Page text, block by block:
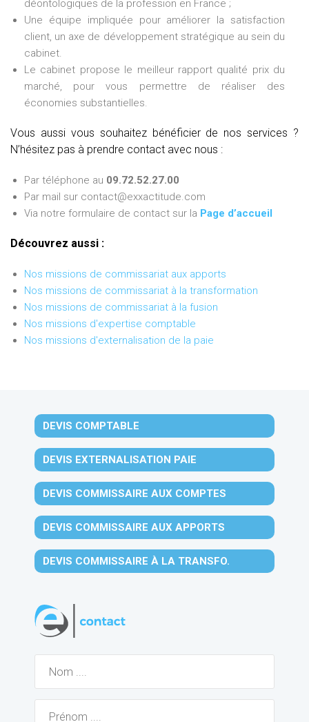
déontologiques de la profession en France ;
Une équipe impliquée pour améliorer la satisfaction
client, un axe de développement stratégique au sein du
cabinet.
Le cabinet propose le meilleur rapport qualité prix du
marché, pour vous permettre de réaliser des
économies substantielles.
Vous aussi vous souhaitez bénéficier de nos services ?
N’hésitez pas à prendre contact avec nous :
Par téléphone au 09.72.52.27.00
Par mail sur contact@exxactitude.com
Via notre formulaire de contact sur la Page d’accueil
Découvrez aussi :
Nos missions de commissariat aux apports
Nos missions de commissariat à la transformation
Nos missions de commissariat à la fusion
Nos missions d'expertise comptable
Nos missions d'externalisation de la paie
DEVIS COMPTABLE
DEVIS EXTERNALISATION PAIE
DEVIS COMMISSAIRE AUX COMPTES
DEVIS COMMISSAIRE AUX APPORTS
DEVIS COMMISSAIRE À LA TRANSFO.